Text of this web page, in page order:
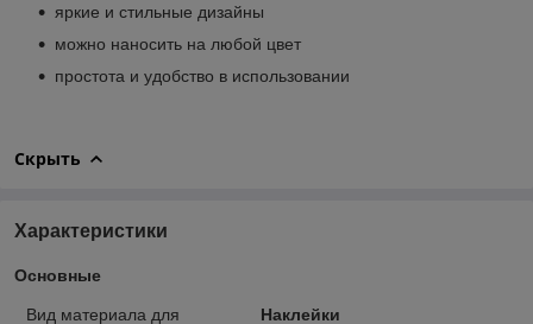
яркие и стильные дизайны
можно наносить на любой цвет
простота и удобство в использовании
Скрыть
Характеристики
Основные
Вид материала для
Наклейки